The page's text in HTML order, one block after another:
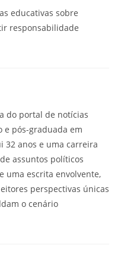
educativas sobre
responsabilidade
do portal de notícias
e pós-graduada em
32 anos e uma carreira
assuntos políticos
uma escrita envolvente,
perspectivas únicas
o cenário